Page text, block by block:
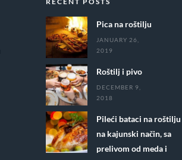
Pica na roštilju
JANUARY 26,
2019
Roštilj i pivo
DECEMBER 9,
2018
Pileći bataci na roštilju
na kajunski način, sa
prelivom od meda i